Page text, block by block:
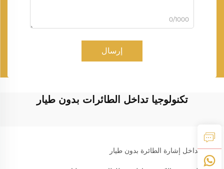
0/1000
إرسال
تكنولوجيا تداخل الطائرات بدون طيار
تداخل إشارة الطائرة بدون طيار